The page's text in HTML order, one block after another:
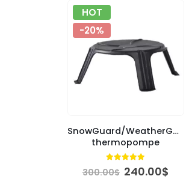
HOT
-20%
SnowGuard/WeatherGuard
thermopompe
out of 5
300.00$ Le
240.00$